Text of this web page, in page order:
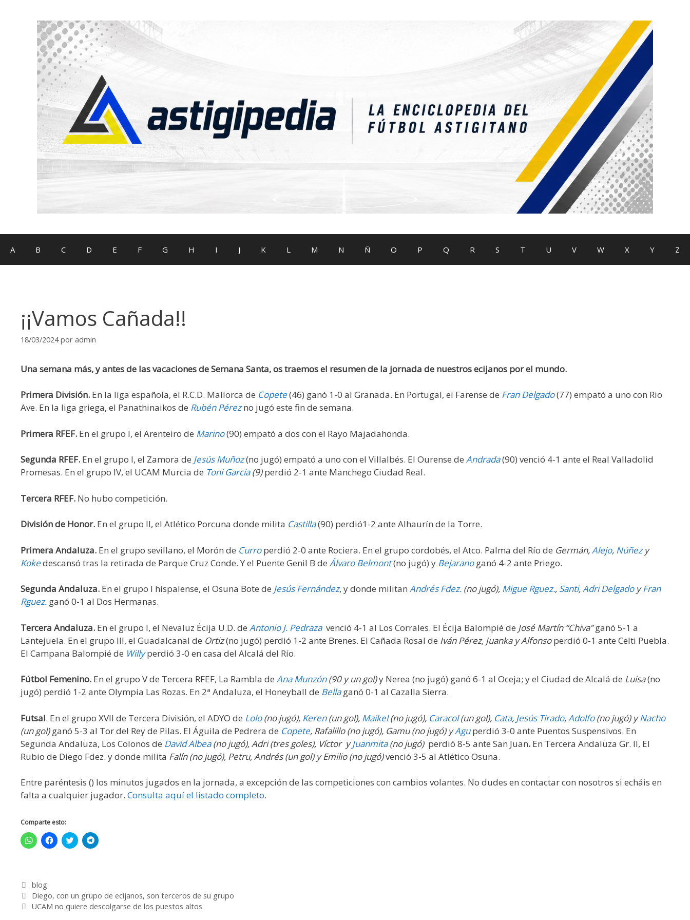
A B C D E F G H I J K L M N Ñ O P Q R S T U V W X Y Z
¡¡Vamos Cañada!!
18/03/2024 por admin
Una semana más, y antes de las vacaciones de Semana Santa, os traemos el resumen de la jornada de nuestros ecijanos por el mundo.
Primera División. En la liga española, el R.C.D. Mallorca de Copete(46) ganó 1-0 al Granada. En Portugal, el Farense de Fran Delgado(77) empató a uno con Rio
Ave. En la liga griega, el Panathinaikos de Rubén Pérezno jugó este fin de semana.
Primera RFEF. En el grupo I, el Arenteiro de Marino(90) empató a dos con el Rayo Majadahonda.
Segunda RFEF. En el grupo I, el Zamora de Jesús Muñoz(no jugó) empató a uno con el Villalbés. El Ourense de Andrada(90) venció 4-1 ante el Real Valladolid
Promesas. En el grupo IV, el UCAM Murcia de Toni García(9)perdió 2-1 ante Manchego Ciudad Real.
Tercera RFEF. No hubo competición.
División de Honor. En el grupo II, el Atlético Porcuna donde milita Castilla(90) perdió1-2 ante Alhaurín de la Torre.
Primera Andaluza. En el grupo sevillano, el Morón de Curroperdió 2-0 ante Rociera. En el grupo cordobés, el Atco. Palma del Río de Germán,Alejo, Núñezy
Kokedescansó tras la retirada de Parque Cruz Conde. Y el Puente Genil B de Álvaro Belmont(no jugó) y Bejaranoganó 4-2 ante Priego.
Segunda Andaluza. En el grupo I hispalense, el Osuna Bote de Jesús Fernández, y donde militan Andrés Fdez. (no jugó), Migue Rguez., Santi,Adri DelgadoyFran
Rguez. ganó 0-1 al Dos Hermanas.
Tercera Andaluza. En el grupo I, el Nevaluz Écija U.D. de Antonio J. Pedrazavenció 4-1 al Los Corrales. El Écija Balompié de José Martín “Chiva”ganó 5-1 a
Lantejuela. En el grupo III, el Guadalcanal de Ortiz(no jugó) perdió 1-2 ante Brenes. El Cañada Rosal de Iván Pérez, Juanka y Alfonsoperdió 0-1 ante Celti Puebla.
El Campana Balompié de Willyperdió 3-0 en casa del Alcalá del Río.
Fútbol Femenino. En el grupo V de Tercera RFEF, La Rambla de Ana Munzón(90 y un gol)y Nerea (no jugó) ganó 6-1 al Oceja; y el Ciudad de Alcalá de Luisa(no
jugó) perdió 1-2 ante Olympia Las Rozas. En 2ª Andaluza, el Honeyball de Bellaganó 0-1 al Cazalla Sierra.
Futsal. En el grupo XVII de Tercera División, el ADYO de Lolo(no jugó), Keren(un gol), Maikel(no jugó), Caracol(un gol), Cata, Jesús Tirado,Adolfo(no jugó)yNacho
(un gol)ganó 5-3 al Tor del Rey de Pilas. El Águila de Pedrera de Copete, Rafalillo (no jugó), Gamu (no jugó) yAguperdió 3-0 ante Puentos Suspensivos. En
Segunda Andaluza, Los Colonos de David Albea(no jugó), Adri (tres goles), Víctor yJuanmita(no jugó) perdió 8-5 ante San Juan. En Tercera Andaluza Gr. II, El
Rubio de Diego Fdez. y donde milita Falín (no jugó), Petru, Andrés (un gol) y Emilio (no jugó)venció 3-5 al Atlético Osuna.
Entre paréntesis () los minutos jugados en la jornada, a excepción de las competiciones con cambios volantes. No dudes en contactar con nosotros si echáis en
falta a cualquier jugador. Consulta aquí el listado completo.
Comparte esto:
H
a
p
a
r
a
c
H
a
a
a
c
H
a
a
r
a
c
H
a
a
r
a
c
blog
Diego, con un grupo de ecijanos, son terceros de su grupo
UCAM no quiere descolgarse de los puestos altos